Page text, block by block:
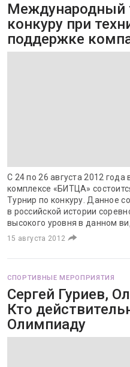
Международный
конкуру при
поддержке
С 24 по 26 августа 2012 года
комплексе «БИТЦА»
Турнир по конкуру. Данное
в российской истории
высокого уровня в данном
15 августа 2012
СПОРТИВНЫЕ МЕРОПРИЯТИЯ
Сергей Гуриев,
Кто
Олимпиаду